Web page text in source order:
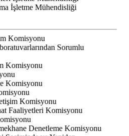
İşletme Mühendisliği
Komisyonu
Sorumlu
Komisyonu
Komisyonu
Komisyonu
Faaliyetleri Komisyonu
Denetleme Komisyonu